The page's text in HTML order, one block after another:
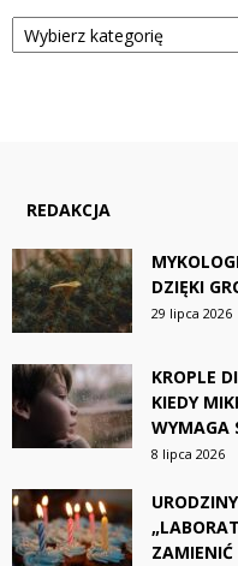
Kategorie
REDAKCJA
DZIĘKI
29 lipca 2026
KROPLE
KIEDY
WYMAGA
8 lipca 2026
ZAMIENIĆ